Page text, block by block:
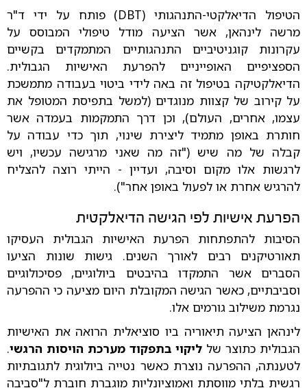
הטיפול הדיאלקטי-התנהגותי (DBT) פותח על ידי ד"ר
מרשה לינהאן, אשר הציעה מודל טיפולי המבוסס על
עקרונות קוגניטיביים התנהגותיים המתמקדים בקשיים
הספציפיים האופייניים להפרעת האישיות הגבולית.
הדיאלקטיקה בטיפול זה באה לידי ביטוי בעבודה מתמשכת
על קירוב של קצוות מנוגדים (למשל בתפיסת המטופל את
עצמו, אחרים, העולם), וכן דרך התמקמות בעמדה אשר
חותרת באופן מתמיד ליצירת שינוי, תוך כדי עבודה על
קבלה של מה שיש ("זה מה שאני מרגישה עכשיו, ויש
לרגשות אלו מקום וסיבה, ועדיין - הייתי רוצה להצליח
להרגיש אחרת או לפעול באופן אחר").
הפרעת אישיות לפי הגישה הדיאלקטית
הסיבות להתפתחות הפרעת האישיות הגבולית העסיקו
תאורטיקנים רבים לאורך השנים. גישות שונות הציעו
הסברים אשר התמקדו בהיבטים ביולוגיים, פסיכולוגיים
וסביבתיים, כאשר הגישה המקובלת היום מציעה כי ההפרעה
נגרמת משילוב גורמים אלו.
לינהאן הציעה תיאוריה ביו סוציאלית הרואה את האישיות
הגבולית כתוצר של ליקוי בתפקוד מערכת הויסות הרגשי.
לטענתה, ההפרעה נוצרת כאשר נטייה ביולוגית לתגובתיות
רגשית בלתי מווסתת ואמוציונליות מוגברת חוברת ל"סביבה